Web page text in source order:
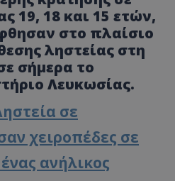
19, 18 και 15 ετών,
στο πλαίσιο
ληστείας στη
σήμερα το
Λευκωσίας.
σε
χειροπέδες σε
ανήλικος